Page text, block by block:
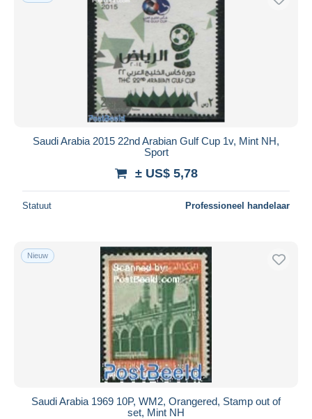
Saudi Arabia 2015 22nd Arabian Gulf Cup 1v, Mint NH,
Sport
± US$ 5,78
Statuut Professioneel handelaar
Nieuw
Saudi Arabia 1969 10P, WM2, Orangered, Stamp out of
set, Mint NH